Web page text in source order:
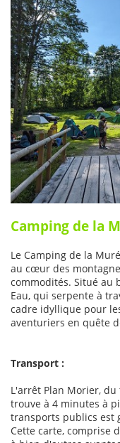
Camping de la
Le Camping de la
au cœur des
commodités. Situé au
Eau, qui serpente à
cadre idyllique pour
aventuriers en quête
Transport :
L'arrêt Plan Morier, du
trouve à 4 minutes à
transports publics est
Cette carte, comprise